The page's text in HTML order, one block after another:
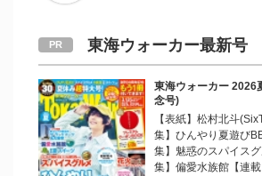
東海ウォーカー最新号
東海ウォーカー 2026
念号)
【表紙】松村北斗
集】ひんやり夏遊び
集】魅惑のスパイス
集】偏愛水族館【連